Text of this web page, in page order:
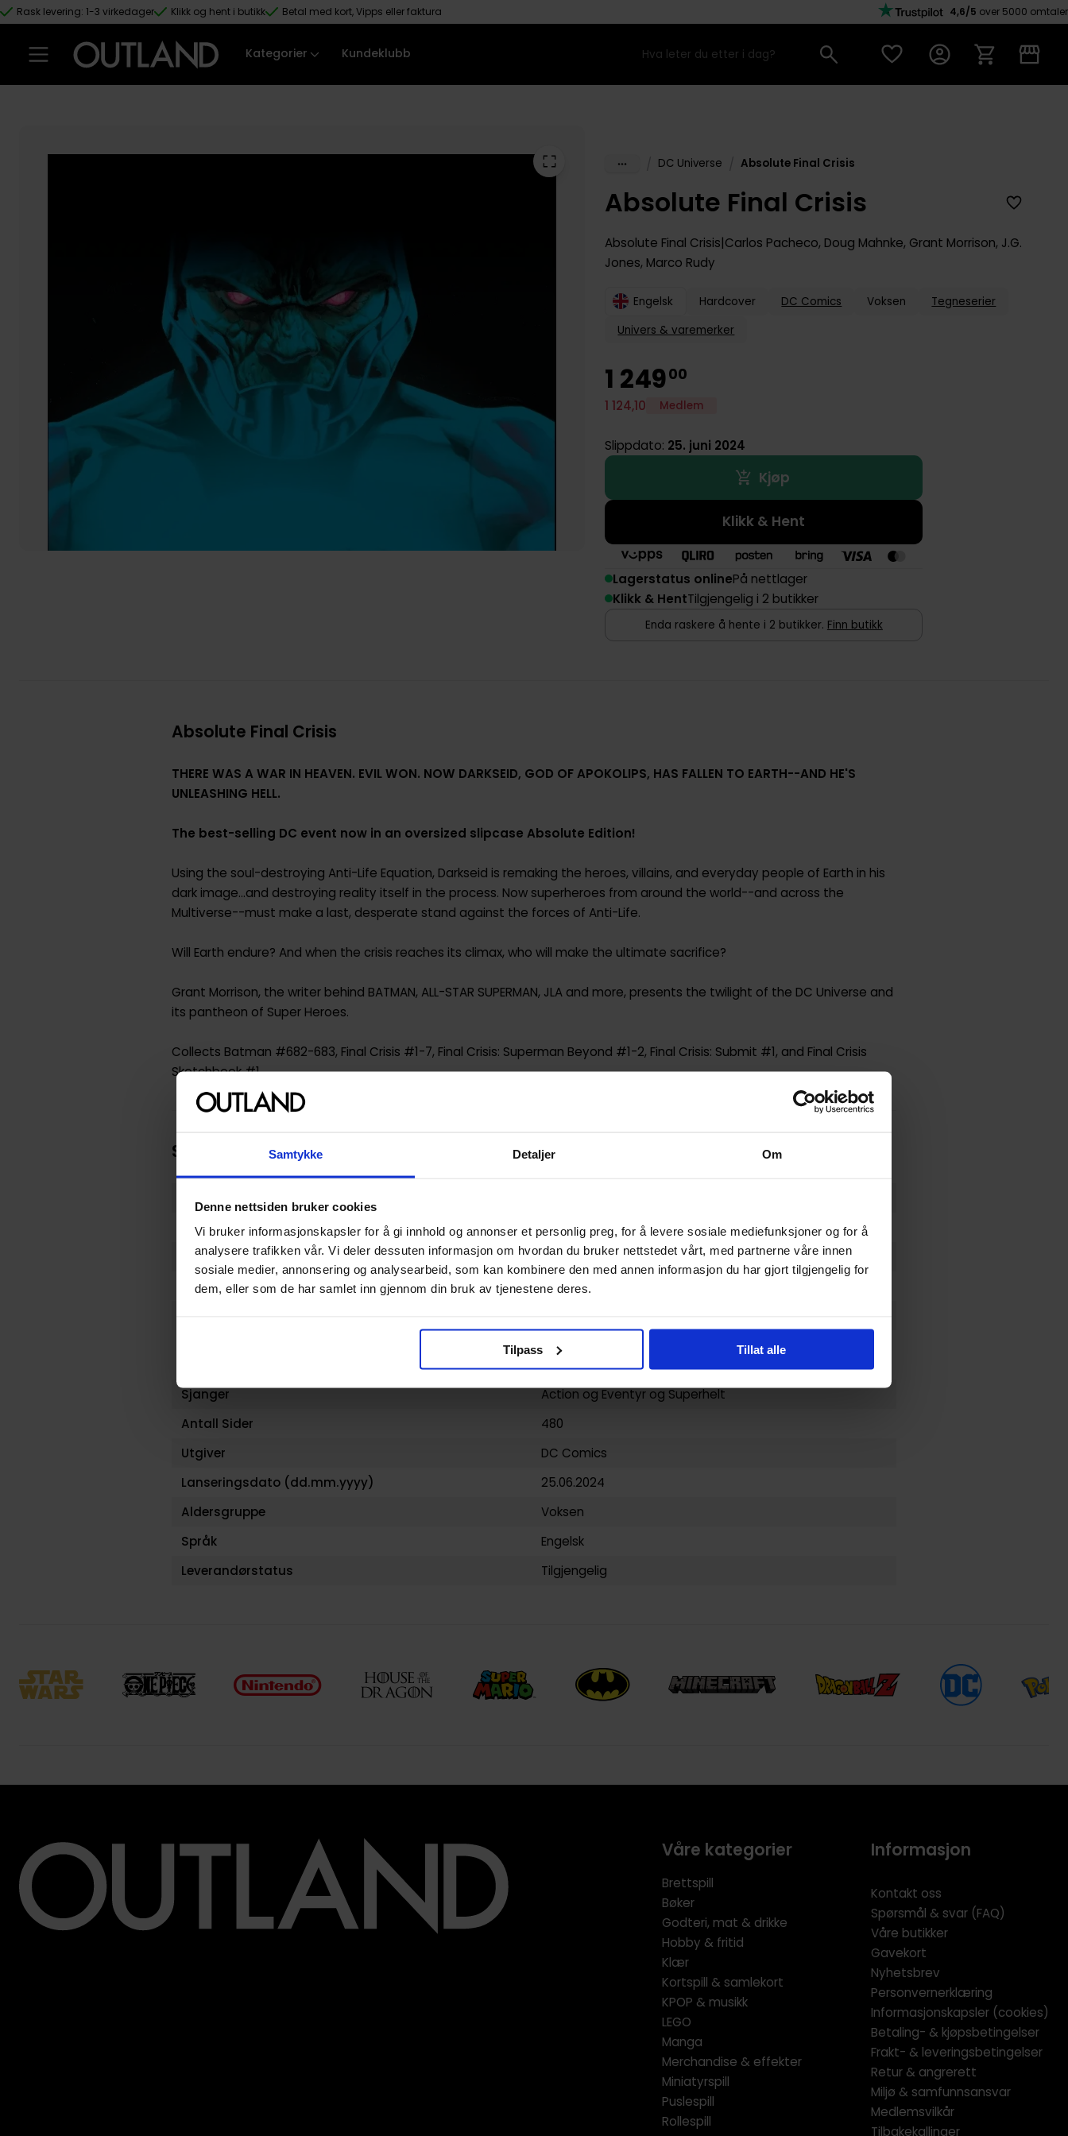
Samtykke Detaljer Om
Denne nettsiden bruker cookies
Vi bruker informasjonskapsler for å gi innhold og annonser et personlig preg, for å levere sosiale mediefunksjoner og for å
analysere trafikken vår. Vi deler dessuten informasjon om hvordan du bruker nettstedet vårt, med partnerne våre innen
sosiale medier, annonsering og analysearbeid, som kan kombinere den med annen informasjon du har gjort tilgjengelig for
dem, eller som de har samlet inn gjennom din bruk av tjenestene deres.
Tilpass Tillat alle
Hopp til hovedinnhold
Rask levering: 1-3 virkedager Klikk og hent i butikk Betal med kort, Vipps eller faktura 4,6/5 over 5000 omtaler
Kategorier Kundeklubb
DC Universe Absolute Final Crisis
Absolute Final Crisis
Absolute Final Crisis Carlos Pacheco, Doug Mahnke, Grant Morrison, J.G.
Jones, Marco Rudy
Engelsk Hardcover DC Comics Voksen
Tegneserier
Univers & varemerker
1 24900
1 124,10 Medlem
Slippdato: 25. juni 2024
Kjøp
Klikk & Hent
Lagerstatus onlinePå nettlager
Klikk & HentTilgjengelig i 2 butikker
Enda raskere å hente i 2 butikker. Finn butikk
Absolute Final Crisis
THERE WAS A WAR IN HEAVEN. EVIL WON. NOW DARKSEID, GOD OF APOKOLIPS, HAS FALLEN TO EARTH--AND HE'S
UNLEASHING HELL.
The best-selling DC event now in an oversized slipcase Absolute Edition!
Using the soul-destroying Anti-Life Equation, Darkseid is remaking the heroes, villains, and everyday people of Earth in his
dark image...and destroying reality itself in the process. Now superheroes from around the world--and across the
Multiverse--must make a last, desperate stand against the forces of Anti-Life.
Will Earth endure? And when the crisis reaches its climax, who will make the ultimate sacrifice?
Grant Morrison, the writer behind BATMAN, ALL-STAR SUPERMAN, JLA and more, presents the twilight of the DC Universe and
its pantheon of Super Heroes.
Collects Batman #682-683, Final Crisis #1-7, Final Crisis: Superman Beyond #1-2, Final Crisis: Submit #1, and Final Crisis
Sketchbook #1.
Spesifikasjoner
Varenummer
Vekt (Kg) :
0.567000
Opprinnelsesland :
USA
Format
Hardcover
Carlos Pacheco Grant Morrison
ogMarco Rudy
Sjanger
Action og Eventyrog Superhelt
Antall Sider
480
Utgiver
DC Comics
Lanseringsdato (dd.mm.yyyy)
25.06.2024
Aldersgruppe
Voksen
Språk
Engelsk
Leverandørstatus
Tilgjengelig
Våre kategorier
Brettspill
Bøker
Godteri, mat & drikke
Hobby & fritid
Klær
Kortspill & samlekort
KPOP & musikk
LEGO
Manga
Merchandise & effekter
Miniatyrspill
Puslespill
Rollespill
Informasjon
Kontakt oss
Spørsmål & svar (FAQ)
Våre butikker
Gavekort
Nyhetsbrev
Personvernerklæring
Informasjonskapsler (cookies)
Betaling- & kjøpsbetingelser
Frakt- & leveringsbetingelser
Retur & angrerett
Miljø & samfunnsansvar
Medlemsvilkår
Tilbakekallinger